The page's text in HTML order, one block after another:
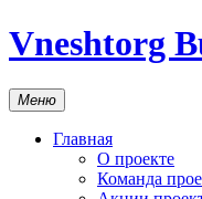
Vneshtorg
Меню
Главная
О проекте
Команда